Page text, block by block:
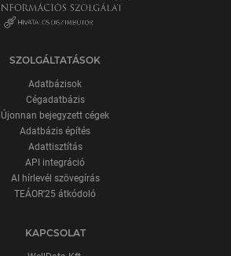
SZOLGÁLTATÁSOK
Adatbázisok
Cégadatbázis
Újonnan bejegyzett cégek
Adatbázis építés
Adattisztítás
API integráció
AI hírlevél szövegírás
TEÁOR'25 átkódoló
KAPCSOLAT